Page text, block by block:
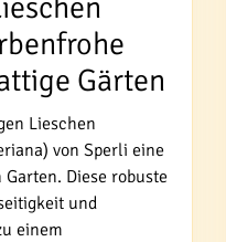
Gärten
Lieschen
von Sperli eine
Diese robuste
und
einem